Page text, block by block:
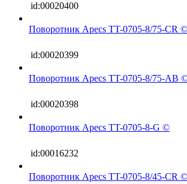
id:00020400
Поворотник Apecs TT-0705-8/75-CR ©
id:00020399
Поворотник Apecs TT-0705-8/75-AB
id:00020398
Поворотник Apecs TT-0705-8-G ©
id:00016232
Поворотник Apecs TT-0705-8/45-CR ©